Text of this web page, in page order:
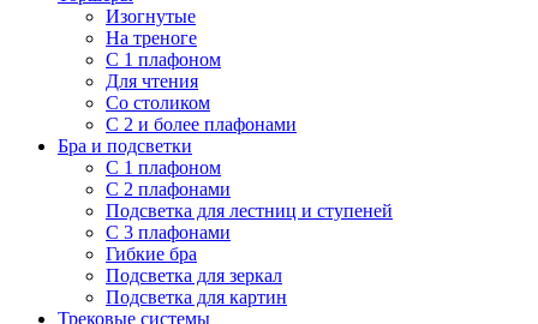
Изогнутые
На треноге
С 1 плафоном
Для чтения
Со столиком
С 2 и более плафонами
Бра и подсветки
С 1 плафоном
С 2 плафонами
Подсветка для лестниц и ступеней
С 3 плафонами
Гибкие бра
Подсветка для зеркал
Подсветка для картин
Трековые системы